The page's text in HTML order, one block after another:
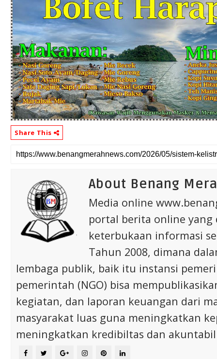
Share This
About Benang
Media online
portal berita online
keterbukaan informasi
Tahun 2008, dimana
lembaga publik, baik itu instansi
pemerintah (NGO) bisa
kegiatan, dan laporan keuangan dari
masyarakat luas guna meningkatkan
meningkatkan kredibiltas dan